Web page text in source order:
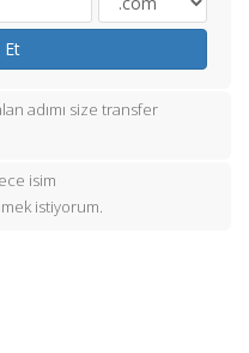
adımı size transfer
isim
istiyorum.